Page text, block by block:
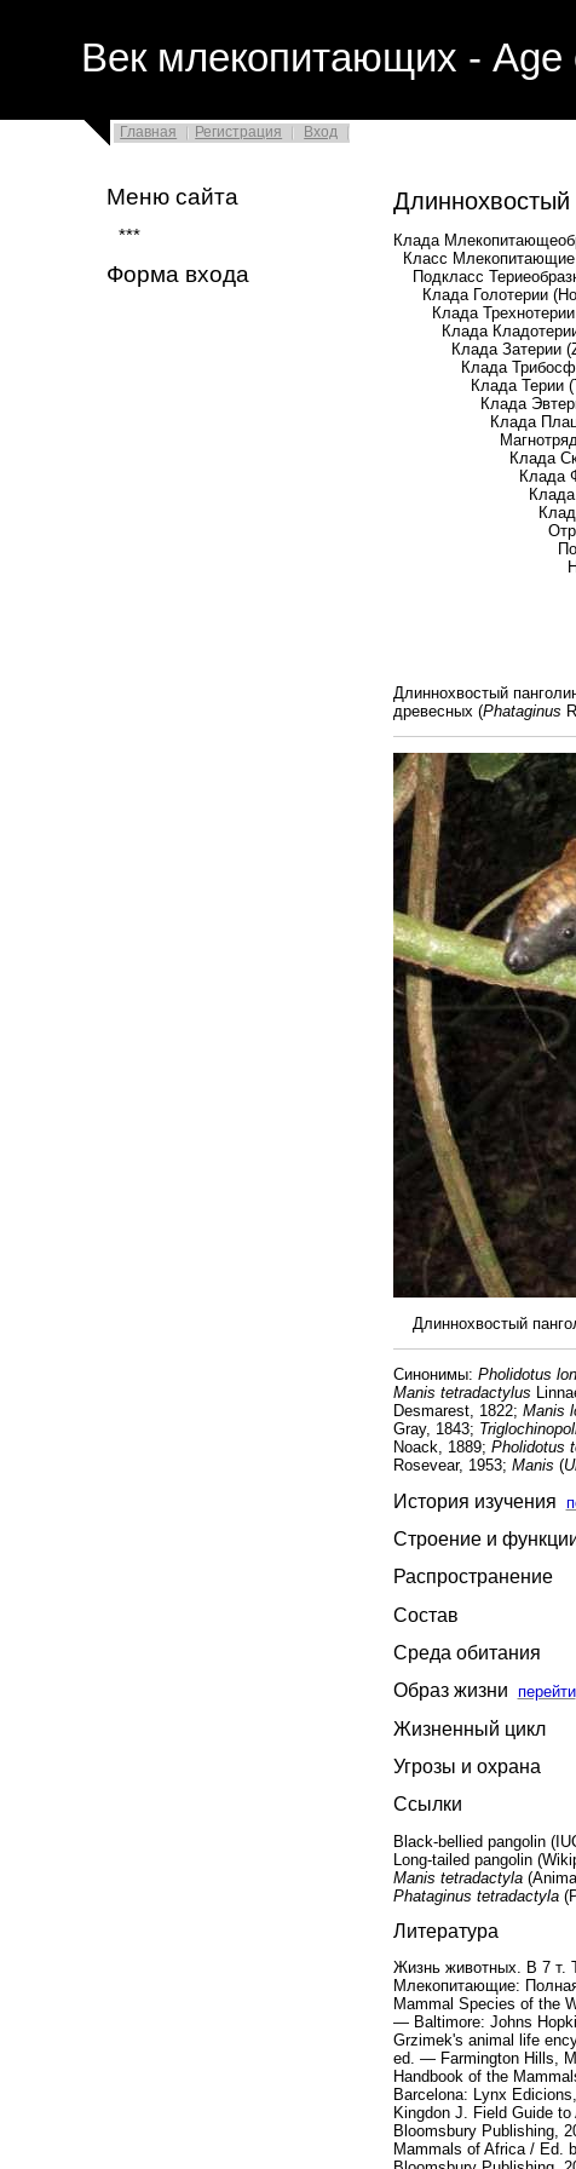
Век млекопитающих - Age
Главная Регистрация Вход
Меню сайта
***
Форма входа
Клада
Класс Млекопитающие
Подкласс
Клада Голотерии
Клада Трехнотерии
Клада Кладотерии
Клада Затерии
Клада
Клада Терии
Клада Эвтерии
Клада
Магнотряд
Клада
Клада
Клада Ферэ
Клада
Отряд
Подотряд
Семейство
Подсемейство
Род
Вид
Длиннохвостый
древесных (Phataginus
Длиннохвостый
Синонимы: Pholidotus
Manis tetradactylus
Desmarest, 1822; Manis
Gray, 1843;
Noack, 1889; Pholidotus
Rosevear, 1953; Manis (
История изучения
Строение и
Распространение
Состав
Среда обитания
Образ жизни перейти
Жизненный цикл
Угрозы и охрана
Ссылки
Black-bellied pangolin
Long-tailed pangolin
Manis tetradactyla
Phataginus tetradactyla
Литература
Жизнь животных. В 7
Млекопитающие:
Mammal Species of the
— Baltimore: Johns
Grzimek's animal life
ed. — Farmington Hills,
Handbook of the
Barcelona: Lynx
Kingdon J. Field Guide
Bloomsbury Publishing,
Mammals of Africa / Ed.